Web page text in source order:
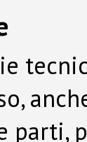
parti,